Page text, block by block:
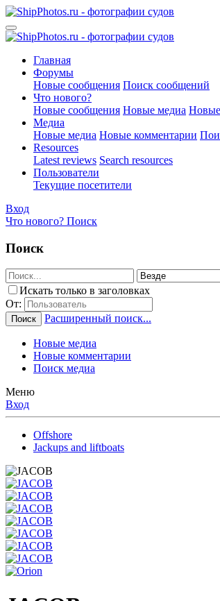
Главная
Форумы
Новые сообщения Поиск сообщений
Что нового?
Новые сообщения Новые медиа
Медиа
Новые медиа Новые комментарии
Resources
Latest reviews Search resources
Пользователи
Текущие посетители
Вход
Что нового? Поиск
Поиск
Искать только в заголовках
От:
Поиск Расширенный поиск...
Новые медиа
Новые комментарии
Поиск медиа
Меню
Вход
Offshore
Jackups and liftboats